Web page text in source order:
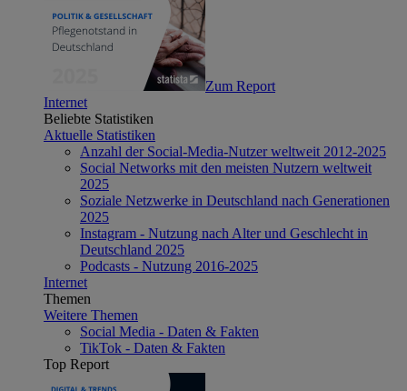
Zum Report
Internet
Beliebte Statistiken
Aktuelle Statistiken
Anzahl der Social-Media-Nutzer weltweit 2012-2025
Social Networks mit den meisten Nutzern weltweit
2025
Soziale Netzwerke in Deutschland nach Generationen
2025
Instagram - Nutzung nach Alter und Geschlecht in
Deutschland 2025
Podcasts - Nutzung 2016-2025
Internet
Themen
Weitere Themen
Social Media - Daten & Fakten
TikTok - Daten & Fakten
Top Report